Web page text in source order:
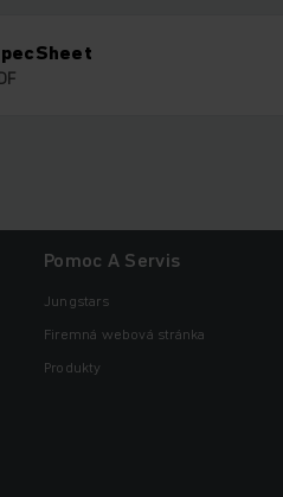
Pomoc A Servis
Jungstars
Firemná webová stránka
Produkty